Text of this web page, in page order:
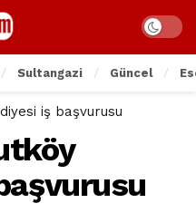
Sultangazi Güncel
iş başvurusu